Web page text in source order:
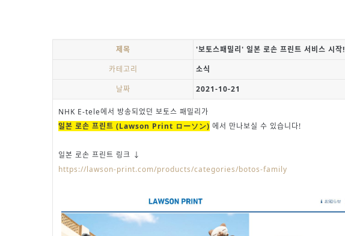
제목
'보토스패밀리' 일본 로손 프린트 서비스 시작!
카테고리
소식
날짜
2021-10-21
NHK E-tele에서 방송되었던 보토스 패밀리가
일본 로손 프린트 (Lawson Print ローソン) 에서 만나보실 수 있습니다!
일본 로손 프린트 링크 ↓
https://lawson-print.com/products/categories/botos-family